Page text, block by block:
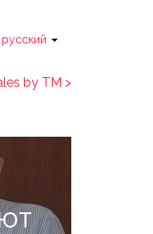
русский
by TM >